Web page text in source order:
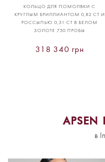
КОЛЬЦО ДЛЯ ПОМОЛВКИ С
КРУГЛЫМ БРИЛЛИАНТОМ 0,82 CT И
РОССЫПЬЮ 0,31 CT В БЕЛОМ
ЗОЛОТЕ 750 ПРОБЫ
318 340 грн
APSEN
в